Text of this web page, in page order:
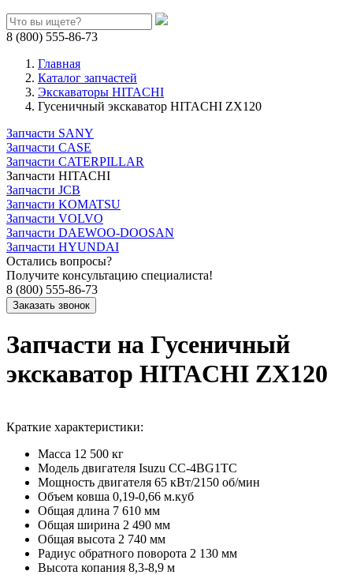
8 (800) 555-86-73
Главная
Каталог запчастей
Экскаваторы HITACHI
Гусеничный экскаватор HITACHI ZX120
Запчасти SANY
Запчасти CASE
Запчасти CATERPILLAR
Запчасти HITACHI
Запчасти JCB
Запчасти KOMATSU
Запчасти VOLVO
Запчасти DAEWOO-DOOSAN
Запчасти HYUNDAI
Остались вопросы?
Получите консультацию специалиста!
8 (800) 555-86-73
Запчасти на Гусеничный
экскаватор HITACHI ZX120
Краткие характеристики:
Масса 12 500 кг
Модель двигателя Isuzu CC-4BG1TC
Мощность двигателя 65 кВт/2150 об/мин
Объем ковша 0,19-0,66 м.куб
Общая длина 7 610 мм
Общая ширина 2 490 мм
Общая высота 2 740 мм
Радиус обратного поворота 2 130 мм
Высота копания 8,3-8,9 м